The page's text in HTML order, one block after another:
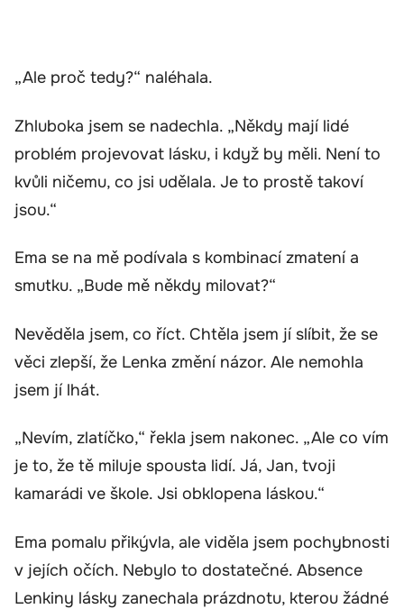
„Ale proč tedy?“ naléhala.
Zhluboka jsem se nadechla. „Někdy mají lidé
problém projevovat lásku, i když by měli. Není to
kvůli ničemu, co jsi udělala. Je to prostě takoví
jsou.“
Ema se na mě podívala s kombinací zmatení a
smutku. „Bude mě někdy milovat?“
Nevěděla jsem, co říct. Chtěla jsem jí slíbit, že se
věci zlepší, že Lenka změní názor. Ale nemohla
jsem jí lhát.
„Nevím, zlatíčko,“ řekla jsem nakonec. „Ale co vím
je to, že tě miluje spousta lidí. Já, Jan, tvoji
kamarádi ve škole. Jsi obklopena láskou.“
Ema pomalu přikývla, ale viděla jsem pochybnosti
v jejích očích. Nebylo to dostatečné. Absence
Lenkiny lásky zanechala prázdnotu, kterou žádné